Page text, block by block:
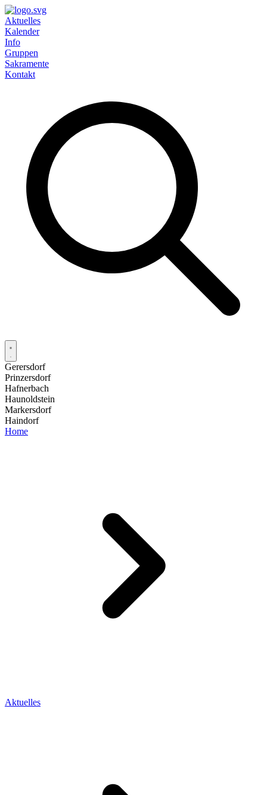
Aktuelles
Kalender
Info
Gruppen
Sakramente
Kontakt
Gerersdorf
Prinzersdorf
Hafnerbach
Haunoldstein
Markersdorf
Haindorf
Home
Aktuelles